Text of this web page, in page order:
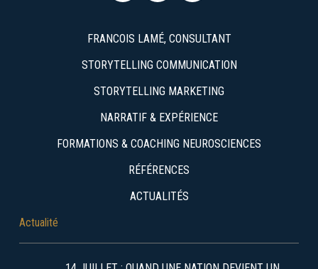
FRANCOIS LAMÉ, CONSULTANT
STORYTELLING COMMUNICATION
STORYTELLING MARKETING
NARRATIF & EXPÉRIENCE
FORMATIONS & COACHING NEUROSCIENCES
RÉFÉRENCES
ACTUALITÉS
Actualité